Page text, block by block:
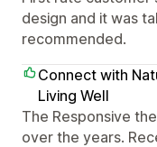
design and it was
recommended.
Connect with
Living Well
The Responsive
over the years.